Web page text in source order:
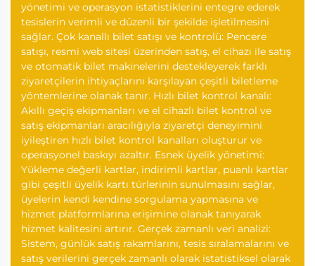
yönetimi ve operasyon istatistiklerini entegre ederek
tesislerin verimli ve düzenli bir şekilde işletilmesini
sağlar. Çok kanallı bilet satışı ve kontrolü: Pencere
satışı, resmi web sitesi üzerinden satış, el cihazı ile satış
ve otomatik bilet makinelerini destekleyerek farklı
ziyaretçilerin ihtiyaçlarını karşılayan çeşitli biletleme
yöntemlerine olanak tanır. Hızlı bilet kontrol kanalı:
Akıllı geçiş ekipmanları ve el cihazlı bilet kontrol ve
satış ekipmanları aracılığıyla ziyaretçi deneyimini
iyileştiren hızlı bilet kontrol kanalları oluşturur ve
operasyonel baskıyı azaltır. Esnek üyelik yönetimi:
Yükleme değerli kartlar, indirimli kartlar, puanlı kartlar
gibi çeşitli üyelik kartı türlerinin sunulmasını sağlar,
üyelerin kendi kendine sorgulama yapmasına ve
hizmet platformlarına erişimine olanak tanıyarak
hizmet kalitesini artırır. Gerçek zamanlı veri analizi:
Sistem, günlük satış rakamlarını, tesis sıralamalarını ve
satış verilerini gerçek zamanlı olarak istatistiksel olarak